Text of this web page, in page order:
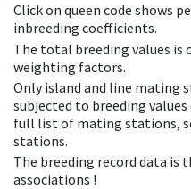
Click on queen code shows
inbreeding coefficients.
The total breeding values is
weighting factors.
Only island and line mating
subjected to breeding
full list of mating stations,
stations.
The breeding record data
associations !